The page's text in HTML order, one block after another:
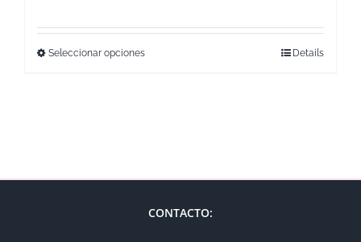
Seleccionar opciones Details
CONTACTO: